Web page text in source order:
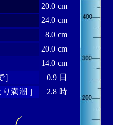
20.0 cm
24.0 cm
8.0 cm
20.0 cm
14.0 cm
0.9 日
満潮 ］
2.8 時